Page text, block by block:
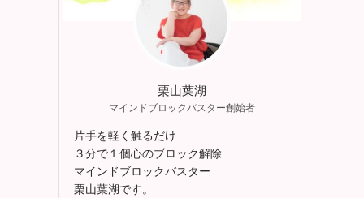
栗山葉湖
マインドブロックバスター創始者
片手を軽く触るだけ
３分で１個心のブロック解除
マインドブロックバスター
栗山葉湖です。